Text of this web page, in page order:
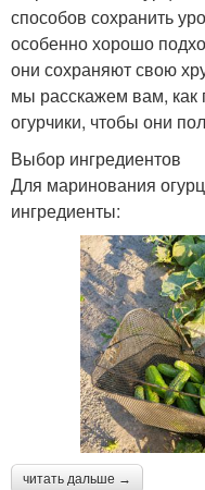
Огурцы с
перцем
Салатные огурцы
Маринад с горчицей
Квашеные огурцы
способов сохранить
особенно хорошо
они сохраняют свою
мы расскажем вам, как
огурчики, чтобы они
Выбор ингредиентов
Для маринования
ингредиенты:
читать дальше →